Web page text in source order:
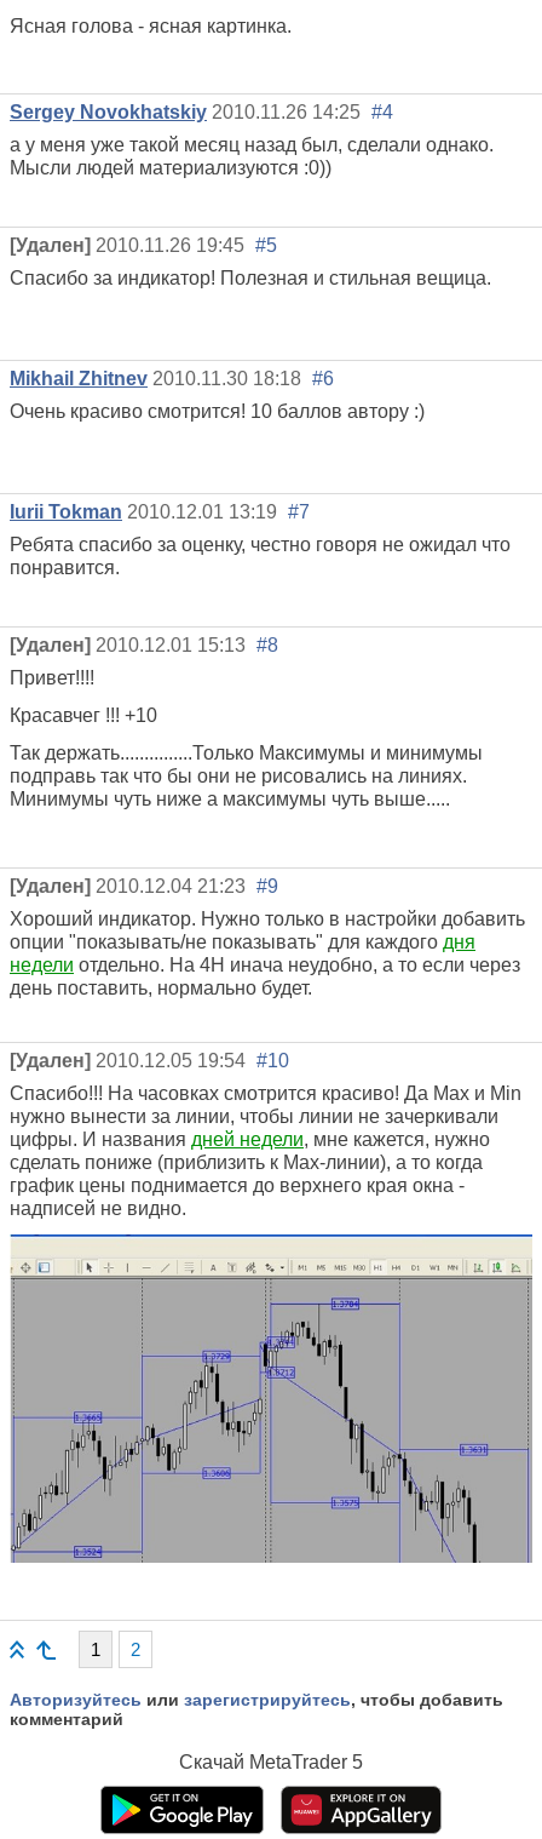
Ясная голова - ясная картинка.
Sergey Novokhatskiy 2010.11.26 14:25 #4
а у меня уже такой месяц назад был, сделали однако.
Мысли людей материализуются :0))
[Удален] 2010.11.26 19:45 #5
Спасибо за индикатор! Полезная и стильная вещица.
Mikhail Zhitnev 2010.11.30 18:18 #6
Очень красиво смотрится! 10 баллов автору :)
Iurii Tokman 2010.12.01 13:19 #7
Ребята спасибо за оценку, честно говоря не ожидал что
понравится.
[Удален] 2010.12.01 15:13 #8
Привет!!!!
Красавчег !!! +10
Так держать...............Только Максимумы и минимумы
подправь так что бы они не рисовались на линиях.
Минимумы чуть ниже а максимумы чуть выше.....
[Удален] 2010.12.04 21:23 #9
Хороший индикатор. Нужно только в настройки добавить
опции "показывать/не показывать" для каждого дня
недели отдельно. На 4Н инача неудобно, а то если через
день поставить, нормально будет.
[Удален] 2010.12.05 19:54 #10
Спасибо!!! На часовках смотрится красиво! Да Мах и Міn
нужно вынести за линии, чтобы линии не зачеркивали
цифры. И названия дней недели, мне кажется, нужно
сделать пониже (приблизить к Мах-линии), а то когда
график цены поднимается до верхнего края окна -
надписей не видно.
1 2
Авторизуйтесь или зарегистрируйтесь, чтобы добавить
комментарий
Скачай MetaTrader 5